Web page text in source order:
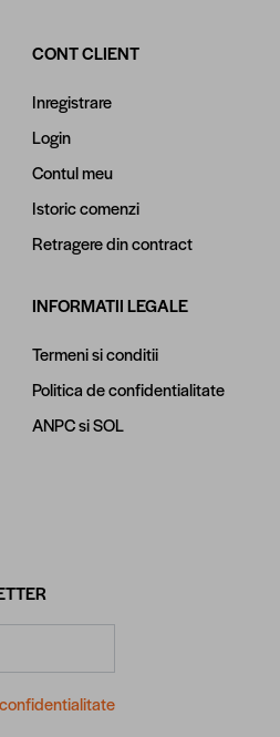
CONT CLIENT
Inregistrare
Login
Contul meu
Istoric comenzi
Retragere din contract
INFORMATII LEGALE
Termeni si conditii
Politica de confidentialitate
ANPCsiSOL